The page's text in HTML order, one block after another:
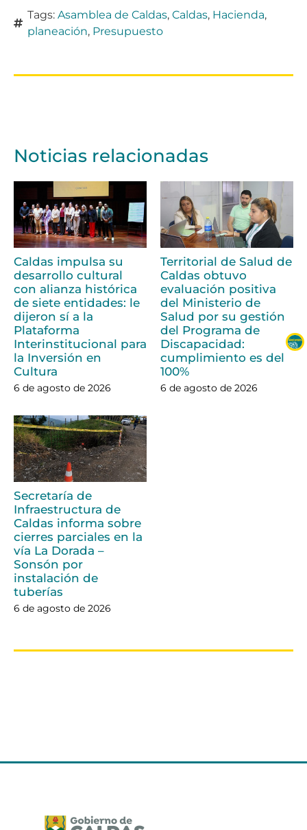
Tags: Asamblea de Caldas, Caldas, Hacienda,
planeación, Presupuesto
Noticias relacionadas
Caldas impulsa su
desarrollo cultural
con alianza histórica
de siete entidades: le
dijeron sí a la
Plataforma
Interinstitucional para
la Inversión en
Cultura
6 de agosto de 2026
Territorial de Salud de
Caldas obtuvo
evaluación positiva
del Ministerio de
Salud por su gestión
del Programa de
Discapacidad:
cumplimiento es del
100%
6 de agosto de 2026
Secretaría de
Infraestructura de
Caldas informa sobre
cierres parciales en la
vía La Dorada –
Sonsón por
instalación de
tuberías
6 de agosto de 2026